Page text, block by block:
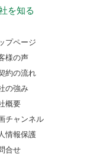
を知る
プページ
様の声
約の流れ
の強み
概要
チャンネル
情報保護
合せ